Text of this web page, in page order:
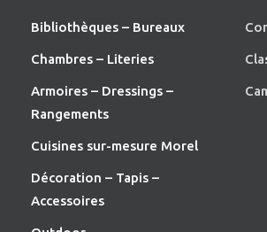
Bibliothèques – Bureaux
Chambres – Literies
Armoires – Dressings –
Rangements
Cuisines sur-mesure Morel
Décoration – Tapis –
Accessoires